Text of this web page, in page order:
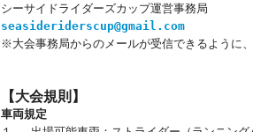
シーサイドライダーズカップ運営事務局
seasideriderscup@gmail.com
※大会事務局からのメールが受信できるように
【大会規則】
車両規定